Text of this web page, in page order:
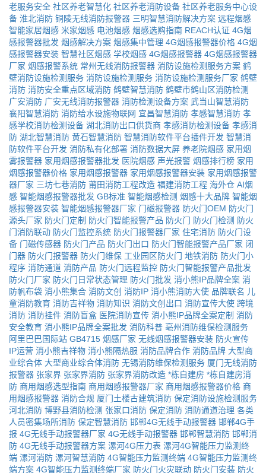
老服务安全 社区养老智慧化 社区养老消防设备 社区养老服务中心设
备 淮北消防 铜陵无线消防报警器 三明智慧消防解决方案 远程烟感
智能家居烟感 米家烟感 电池烟感 烟感选购指南 REACH认证 4G烟
感报警器批发 烟感解决方案 烟感集中管理 4G烟感报警器价格 4G烟
感报警器安装 智慧社区烟感 学校烟感 4G烟感报警器 4G烟感报警器
厂家 烟感报警系统 常州无线消防报警器 消防设施检测服务方案 鹤
壁消防设施检测服务 消防设施检测服务 消防设施检测服务厂家 鹤壁
消防 消防安全重点区域消防 鹤壁智慧消防 鹤壁市鹤山区消防检测
广安消防 广安无线消防报警器 消防检测设备方案 武当山智慧消防
襄阳智慧消防 消防给水设施物联网 宜昌智慧消防 孝感智慧消防 孝
感学校消防检测设备 湖北消防出口供货商 孝感消防检测设备 孝感消
防 湖北智慧消防 黄石智慧消防 智慧消防软件平台插件开发 智慧消
防软件平台开发 消防私有化部署 消防数据大屏 养老院烟感 家用烟
雾报警器 家用烟感报警器批发 医院烟感 声光报警 烟感排行榜 家用
烟感报警器价格 家用烟感报警器 家用烟感报警器安装 家用烟感报警
器厂家 三坊七巷消防 莆田消防工程改造 福建消防工程 海外仓 AI烟
感 智能烟感报警器批发 GB标准 智能烟感检测 烟感十大品牌 智能烟
感报警器安装 智能烟感报警器厂家 门磁报警器 防火门OEM 防火门
源头厂家 防火门定制 防火门智能报警产品 防火门 防火门检测 防火
门消防联动 防火门监控系统 防火门报警器厂家 住宅消防 防火门设
备 门磁传感器 防火门产品 防火门出口 防火门智能报警产品厂家 闭
门器 防火门报警器 防火门维保 工业园区防火门 地铁消防 防火门小
程序 消防通道 消防产品 防火门远程监控 防火门智能报警产品批发
防火门厂家 防火门日常状态管理 防火门批发 消小熊IP品牌全案 消
防帆布袋 消小熊集合 消防文创 消防IP 消小熊消防大使 品牌联名 儿
童消防教育 消防吉祥物 消防知识 消防文创出口 消防宣传大使 跨境
消防 消防挂件 消防盲盒 医院消防宣传 消小熊IP品牌全案定制 消防
安全教育 消小熊IP品牌全案批发 消防科普 亳州消防维保检测服务
阿里巴巴国际站 GB4715 烟感厂家 无线烟感报警器安装 防火宣传
IP运营 消小熊吉祥物 消小熊隔热服 消防品牌合作 消防品牌 大型商
业综合体 大型商业综合体消防 无锡消防维保检测服务 厦门无线消防
报警器 张家界 张家界消防 张家界消防改造 *栋自建房 *栋自建房消
防 商用烟感选型指南 商用烟感报警器厂家 商用烟感报警器价格 商
用烟感报警器 消防合规 厦门土楼古建筑消防 保定消防设施检测服务
河北消防 博野县消防检测 张家口消防 保定消防 消防通道治理 各类
人员密集场所消防 保定智慧消防 邯郸4G无线手动报警器 邯郸4G手
报 4G无线手动报警器厂家 4G无线手动报警器 邯郸智慧消防 邯郸消
防 4G无线手动报警器方案 漯河4G压力表 漯河4G智能压力监测终
端 漯河消防 漯河智慧消防 4G智能压力监测终端 4G智能压力监测终
端方案 4G智能压力监测终端厂家 防火门火灾联动 防火门安装 防火